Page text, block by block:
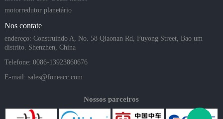
motorredutor planetário
Nos contate
endereço: Construindo A, No. 58 Qiaonan Rd, Fuyong Street, Bao um
distrito. Shenzhen, China
Telefone: 0086-13923860676
E-mail: sales@foneacc.com
Nossos parceiros